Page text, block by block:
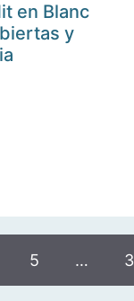
en Blanc
y
5 …